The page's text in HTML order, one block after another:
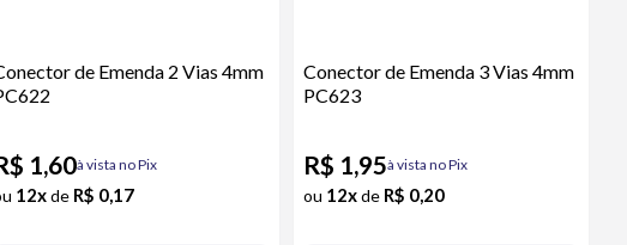
de Emenda 2 Vias 4mm
1,60à vista no Pix
12xde R$ 0,17
Conector de Emenda 3 Vias 4mm
PC623
R$ 1,95à vista no Pix
ou 12x de R$ 0,20